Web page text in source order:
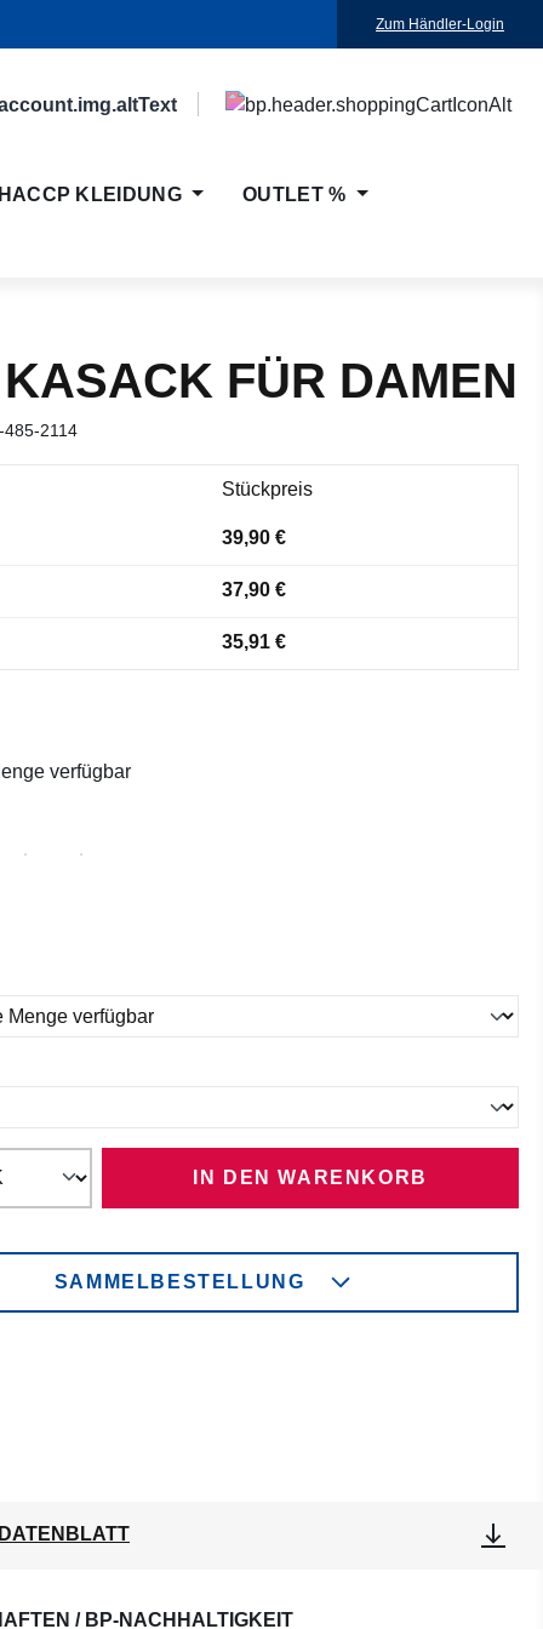
Zum Händler-Login
KLEIDUNG OUTLET %
FÜR DAMEN
485-2114
Stückpreis
39,90 €
37,90 €
35,91 €
verfügbar
IN DEN WARENKORB
SAMMELBESTELLUNG
/ BP-NACHHALTIGKEIT